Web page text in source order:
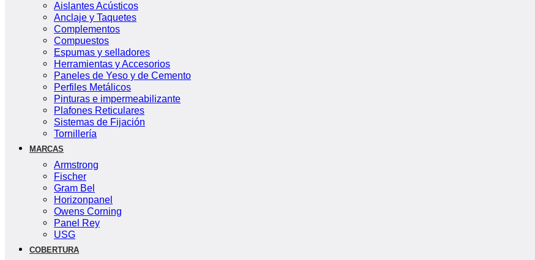
Aislantes Acústicos
Anclaje y Taquetes
Complementos
Compuestos
Espumas y selladores
Herramientas y Accesorios
Paneles de Yeso y de Cemento
Perfiles Metálicos
Pinturas e impermeabilizante
Plafones Reticulares
Sistemas de Fijación
Tornillería
MARCAS
Armstrong
Fischer
Gram Bel
Horizonpanel
Owens Corning
Panel Rey
USG
COBERTURA